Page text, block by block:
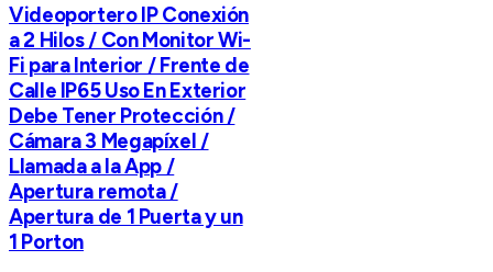
Videoportero IP Conexión
a 2 Hilos / Con Monitor Wi-
Fi para Interior / Frente de
Calle IP65 Uso En Exterior
Debe Tener Protección /
Cámara 3 Megapíxel /
Llamada a la App /
Apertura remota /
Apertura de 1 Puerta y un
1 Porton